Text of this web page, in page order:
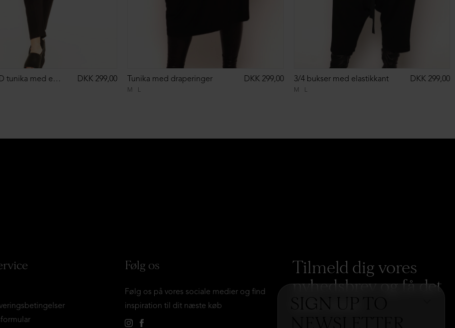
SIGN UP TO
Oversize XD tunika med en lomme foran DKK 299,00
M L
Tunika med draperinger DKK 299,00
M L
3/4 bukser med elastikkant DKK 299,00
Følg os
Følg os på vores sociale medier og find
inspiration til dit næste køb
Tilmeld dig vores
nyhedsbrev og få det
hele med